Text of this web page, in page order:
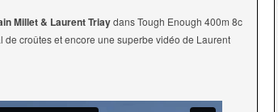
Millet & Laurent Triaydans Tough Enough 400m 8c
de croûtes et encore une superbe vidéo de Laurent